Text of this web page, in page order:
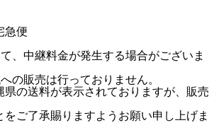
急便
、中継料金が発生する場合がございま
の販売は行っておりません。
県の送料が表示されておりますが、販売
ご了承賜りますようお願い申し上げま